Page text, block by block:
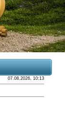
07.08.2026, 10:13